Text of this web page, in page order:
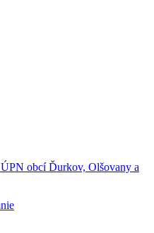
obcí Ďurkov, Olšovany a